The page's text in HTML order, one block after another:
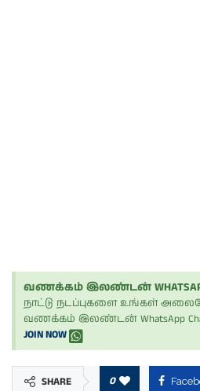
வணக்கம் இலண்டன் WHATSAPP
நாட்டு நடப்புகளை உங்கள்
வணக்கம் இலண்டன் WhatsApp
JOIN NOW
SHARE 0